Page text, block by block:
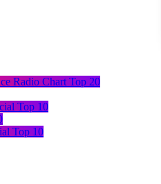
Radio Chart Top 20
Top 10
Top 10